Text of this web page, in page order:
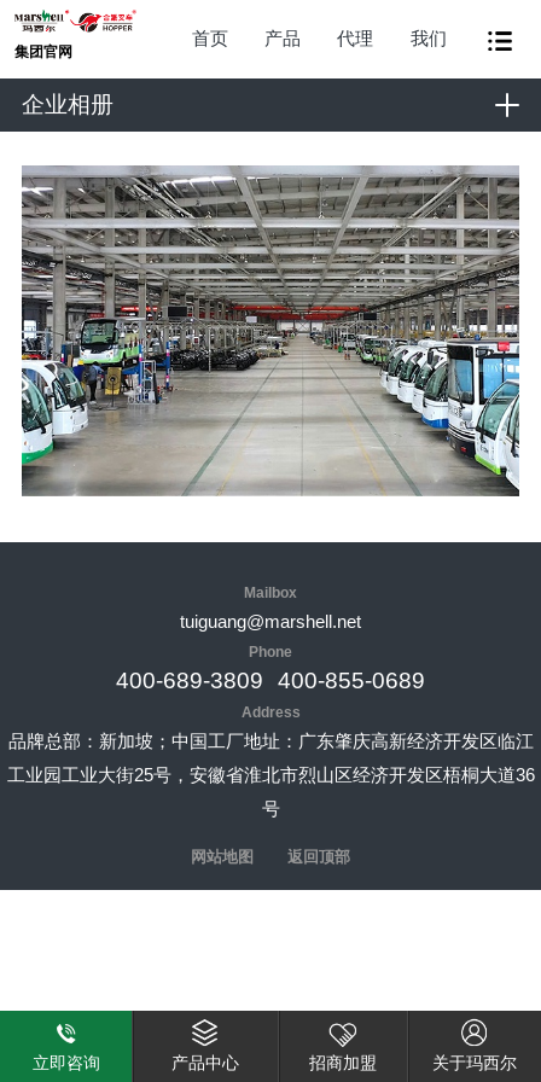
集团官网
首页 产品 代理 我们
企业相册
Mailbox
tuiguang@marshell.net
Phone
400-689-3809 400-855-0689
Address
品牌总部：新加坡；中国工厂地址：广东肇庆高新经济开发区临江
工业园工业大街25号，安徽省淮北市烈山区经济开发区梧桐大道36
号
网站地图 返回顶部
立即咨询 产品中心 招商加盟 关于玛西尔